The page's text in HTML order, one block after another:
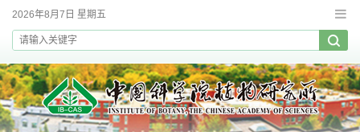
2026年8月7日 星期五